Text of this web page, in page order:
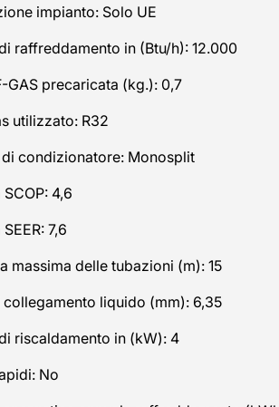
impianto: Solo UE
raffreddamento in (Btu/h): 12.000
GAS precaricata (kg.): 0,7
utilizzato: R32
di condizionatore: Monosplit
4,6
7,6
massima delle tubazioni (m): 15
collegamento liquido (mm): 6,35
riscaldamento in (kW): 4
No